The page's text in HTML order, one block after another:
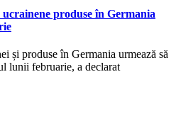
produse în Germania
și produse în Germania urmează să
lunii februarie, a declarat